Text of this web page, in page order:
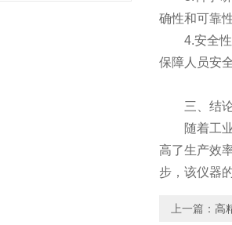
确性和可靠
4.安全性：
保障人员安
三、结
随着工业
高了生产效
步，该仪器
上一篇： 高